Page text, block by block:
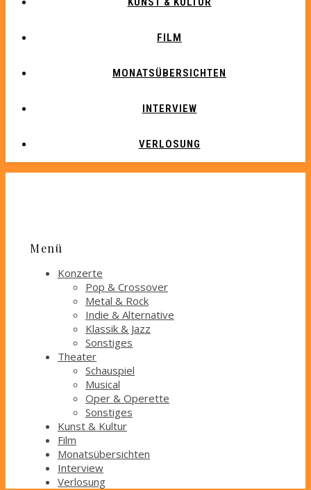
FILM
MONATSÜBERSICHTEN
INTERVIEW
VERLOSUNG
Menü
Konzerte
Pop & Crossover
Metal & Rock
Indie & Alternative
Klassik & Jazz
Sonstiges
Theater
Schauspiel
Musical
Oper & Operette
Sonstiges
Kunst & Kultur
Film
Monatsübersichten
Interview
Verlosung